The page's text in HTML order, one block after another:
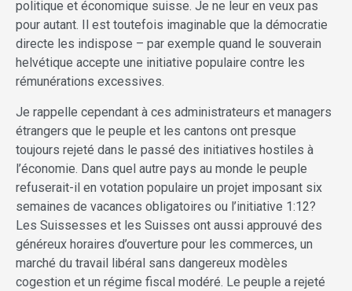
politique et économique suisse. Je ne leur en veux pas
pour autant. Il est toutefois imaginable que la démocratie
directe les indispose – par exemple quand le souverain
helvétique accepte une initiative populaire contre les
rémunérations excessives.
Je rappelle cependant à ces administrateurs et managers
étrangers que le peuple et les cantons ont presque
toujours rejeté dans le passé des initiatives hostiles à
l’économie. Dans quel autre pays au monde le peuple
refuserait-il en votation populaire un projet imposant six
semaines de vacances obligatoires ou l’initiative 1:12?
Les Suissesses et les Suisses ont aussi approuvé des
généreux horaires d’ouverture pour les commerces, un
marché du travail libéral sans dangereux modèles
cogestion et un régime fiscal modéré. Le peuple a rejeté